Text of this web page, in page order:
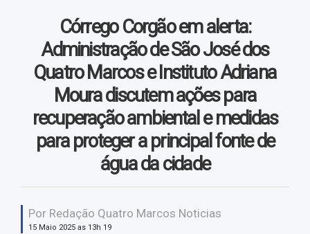
Vídeos
Córrego Corgão em alerta:
Administração de São José dos
Quatro Marcos e Instituto Adriana
Moura discutem ações para
recuperação ambiental e medidas
para proteger a principal fonte de
água da cidade
Por Redação Quatro Marcos Noticias
15 Maio 2025 as 13h 19